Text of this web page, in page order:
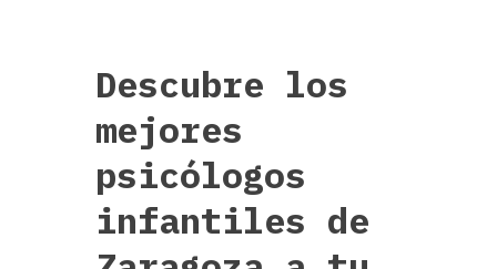
Descubre los
mejores
psicólogos
infantiles de